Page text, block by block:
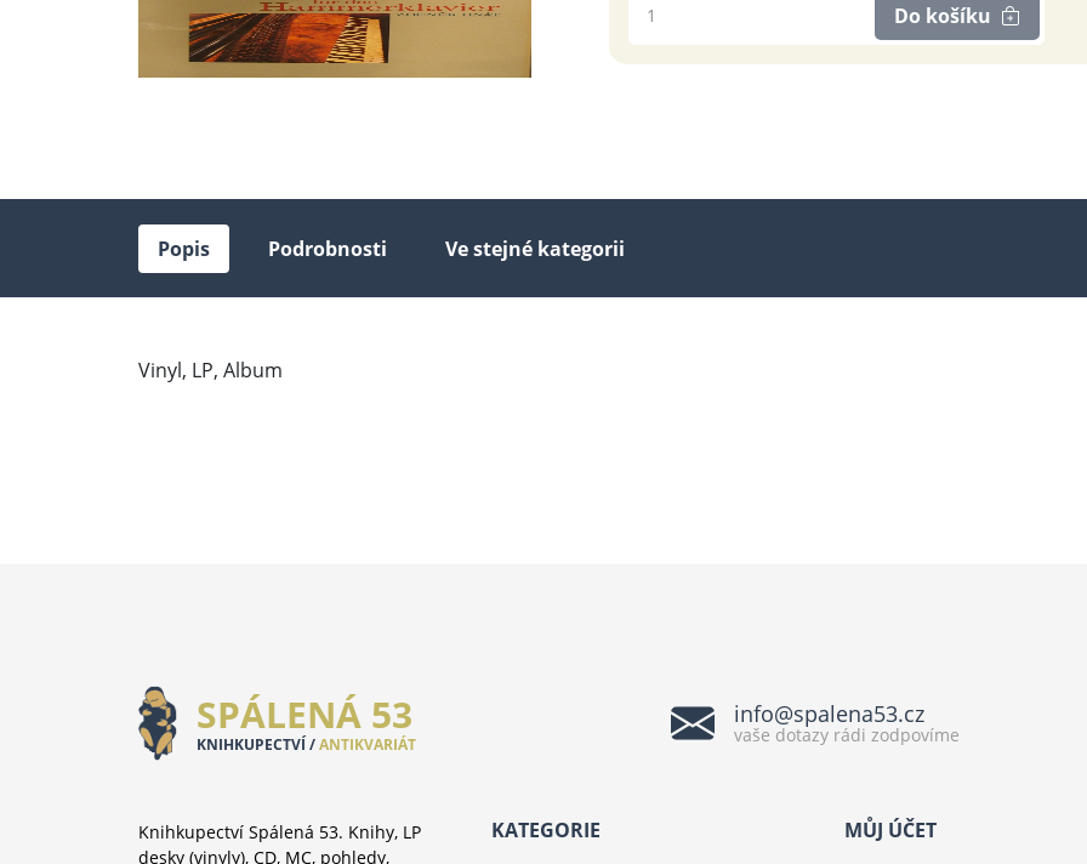
Do košíku
Popis Podrobnosti Ve stejné kategorii
Vinyl, LP, Album
SPÁLENÁ 53
KNIHKUPECTVÍ /ANTIKVARIÁT
info@spalena53.cz
vaše dotazy rádi zodpovíme
Knihkupectví Spálená 53. Knihy, LP
desky (vinyly), CD, MC, pohledy,
KATEGORIE MŮJ ÚČET